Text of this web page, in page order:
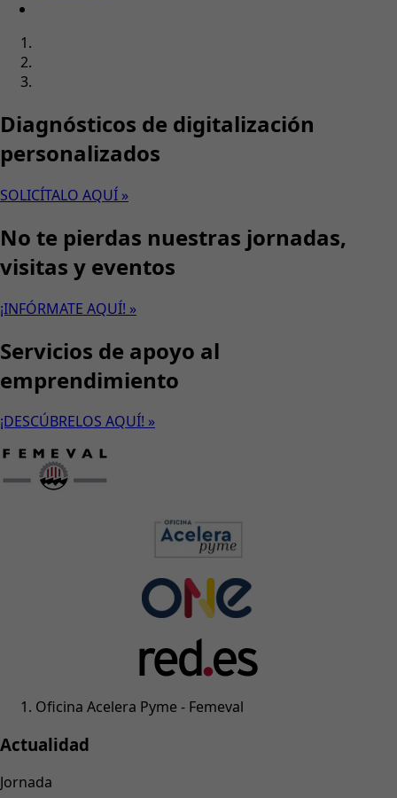
Diagnósticos de digitalización
personalizados
SOLICÍTALO AQUÍ »
No te pierdas nuestras jornadas,
visitas y eventos
¡INFÓRMATE AQUÍ! »
Servicios de apoyo al
emprendimiento
¡DESCÚBRELOS AQUÍ! »
Oficina Acelera Pyme - Femeval
Actualidad
Jornada